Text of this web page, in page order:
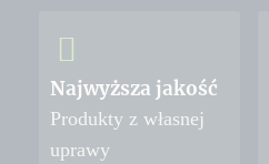
Najwyższa jakość
Produkty z własnej
uprawy